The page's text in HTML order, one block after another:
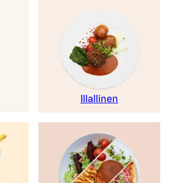
Illallinen